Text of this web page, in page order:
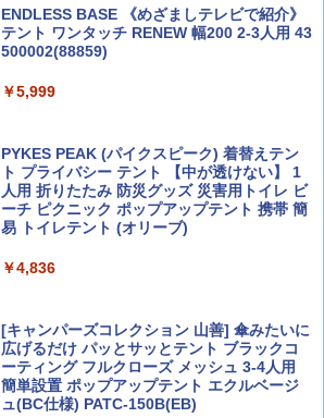
￥1,500
￥713
サライ 2026年 9月号 [雑誌]
￥2,079
￥2,479
ァキア 2026～2027 地球の歩き方A ヨーロッ
￥2,277
04 地球の歩き方 島旅 利尻 礼文 天売島 焼尻
島 5訂版
ENDLESS BASE 《めざましテレビで紹介》
テント ワンタッチ RENEW 幅200 2-3人用 43
500002(88859)
￥5,999
PYKES PEAK (パイクスピーク) 着替えテン
ト プライバシー テント 【中が透けない】 1
人用 折りたたみ 防災グッズ 災害用トイレ ビ
ーチ ピクニック ポップアップテント 携帯 簡
易 トイレテント (オリーブ)
￥4,836
[キャンパーズコレクション 山善] 傘みたいに
広げるだけ パッとサッとテント ブラックコ
ーティング フルクローズ メッシュ 3-4人用
簡単設置 ポップアップテント エクルベージ
ュ(BC仕様) PATC-150B(EB)